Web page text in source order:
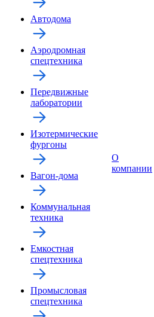
Автодома
Аэродромная
спецтехника
Передвижные
лаборатории
Изотермические
фургоны
Вагон-дома
Коммунальная
техника
Емкостная
спецтехника
Промысловая
спецтехника
О
компании